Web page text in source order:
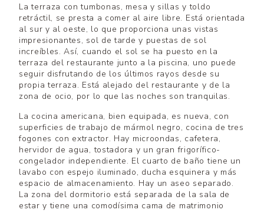
La terraza con tumbonas, mesa y sillas y toldo
retráctil, se presta a comer al aire libre. Está orientada
al sur y al oeste, lo que proporciona unas vistas
impresionantes, sol de tarde y puestas de sol
increíbles. Así, cuando el sol se ha puesto en la
terraza del restaurante junto a la piscina, uno puede
seguir disfrutando de los últimos rayos desde su
propia terraza. Está alejado del restaurante y de la
zona de ocio, por lo que las noches son tranquilas.
La cocina americana, bien equipada, es nueva, con
superficies de trabajo de mármol negro, cocina de tres
fogones con extractor. Hay microondas, cafetera,
hervidor de agua, tostadora y un gran frigorífico-
congelador independiente. El cuarto de baño tiene un
lavabo con espejo iluminado, ducha esquinera y más
espacio de almacenamiento. Hay un aseo separado.
La zona del dormitorio está separada de la sala de
estar y tiene una comodísima cama de matrimonio